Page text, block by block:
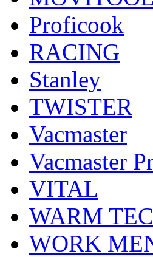
Proficook
RACING
Stanley
TWISTER
Vacmaster
Vacmaster
VITAL
WARM
WORK